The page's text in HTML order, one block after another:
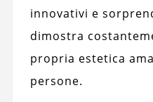
innovativi e
dimostra
propria estetica
persone.